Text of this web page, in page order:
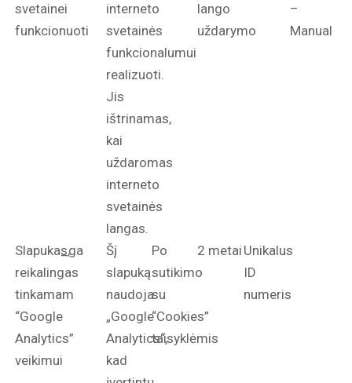
svetainei
funkcionuoti
interneto
svetainės
funkcionalumui
realizuoti.
Jis
ištrinamas,
kai
uždaromas
interneto
svetainės
langas.
lango
uždarymo
–
Manual
Slapukas,
reikalingas
tinkamam
“Google
Analytics”
veikimui
_ga
Šį
slapuką
naudoja
„Google
Analytics“,
kad
Po
sutikimo
su
“Cookies”
taisyklėmis
2 metai Unikalus
ID
numeris